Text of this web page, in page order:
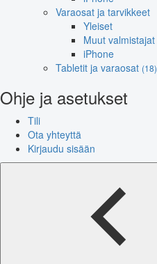
Varaosat ja tarvikkeet
Yleiset
Muut valmistajat
iPhone
Tabletit ja varaosat (18)
Ohje ja asetukset
Tili
Ota yhteyttä
Kirjaudu sisään